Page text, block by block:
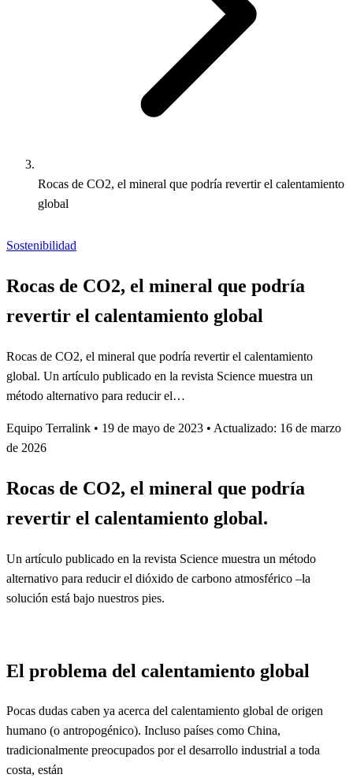
Rocas de CO2, el mineral que podría revertir el calentamiento
global
Sostenibilidad
Rocas de CO2, el mineral que podría
revertir el calentamiento global
Rocas de CO2, el mineral que podría revertir el calentamiento
global. Un artículo publicado en la revista Science muestra un
método alternativo para reducir el…
Equipo Terralink • 19 de mayo de 2023 • Actualizado: 16 de marzo
de 2026
Rocas de CO2, el mineral que podría
revertir el calentamiento global.
Un artículo publicado en la revista Science muestra un método
alternativo para reducir el dióxido de carbono atmosférico –la
solución está bajo nuestros pies.
El problema del calentamiento global
Pocas dudas caben ya acerca del calentamiento global de origen
humano (o antropogénico). Incluso países como China,
tradicionalmente preocupados por el desarrollo industrial a toda
costa, están